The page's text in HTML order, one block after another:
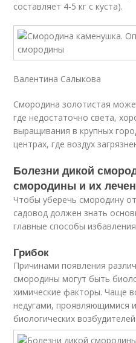
составляет 4-5 кг с куста).
Валентина Салыкова
Смородина золотистая
где недостаточно света,
выращивания в крупных
центрах, где воздух
Болезни дикой
смородины и их
Чтобы уберечь смородину
садовод должен знать
главные способы
Грибок
Причинами появления
смородины могут быть
химические факторы. Чаще
недугами, проявляющимися
биологических